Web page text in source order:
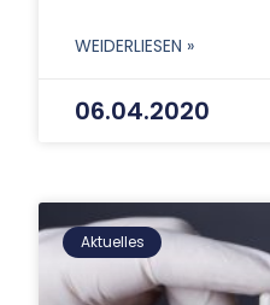
WEIDERLIESEN »
06.04.2020
Aktuelles